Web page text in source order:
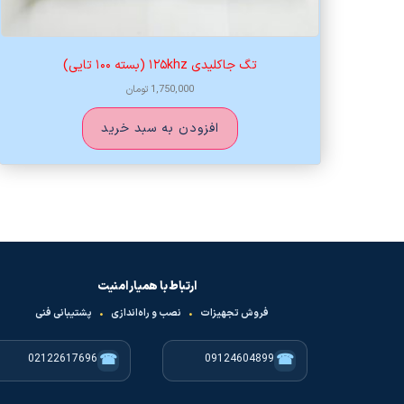
تگ جاکلیدی ۱۲۵khz (بسته ۱۰۰ تایی)
1,750,000 تومان
افزودن به سبد خرید
ارتباط با همیار امنیت
فروش تجهیزات • نصب و راه‌اندازی • پشتیبانی فنی
☎
09124604899
☎
02122617696